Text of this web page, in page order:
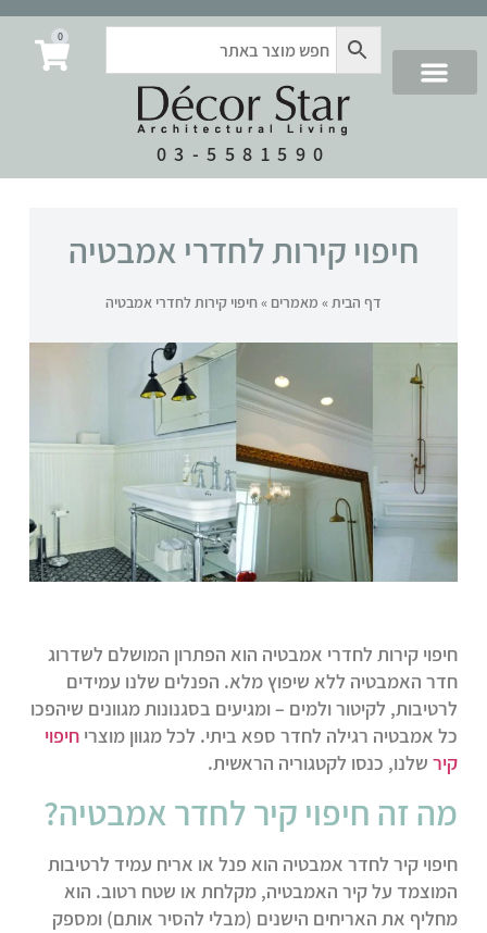
03-5581590
0
חיפוי קירות לחדרי אמבטיה
דף הבית» מאמרים »חיפוי קירות לחדרי אמבטיה
חיפוי קירות לחדרי אמבטיה הוא הפתרון המושלם לשדרוג
חדר האמבטיה ללא שיפוץ מלא. הפנלים שלנו עמידים
לרטיבות, לקיטור ולמים – ומגיעים בסגנונות מגוונים שיהפכו
כל אמבטיה רגילה לחדר ספא ביתי. לכל מגוון מוצרי חיפוי
קירשלנו, כנסו לקטגוריה הראשית.
מה זה חיפוי קיר לחדר אמבטיה?
חיפוי קיר לחדר אמבטיה הוא פנל או אריח עמיד לרטיבות
המוצמד על קיר האמבטיה, מקלחת או שטח רטוב. הוא
מחליף את האריחים הישנים (מבלי להסיר אותם) ומספק